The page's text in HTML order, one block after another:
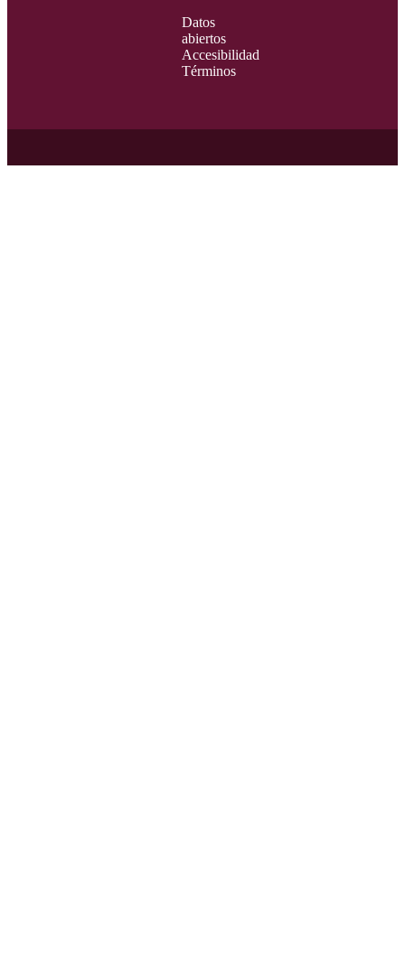
Datos
abiertos
Accesibilidad
Términos